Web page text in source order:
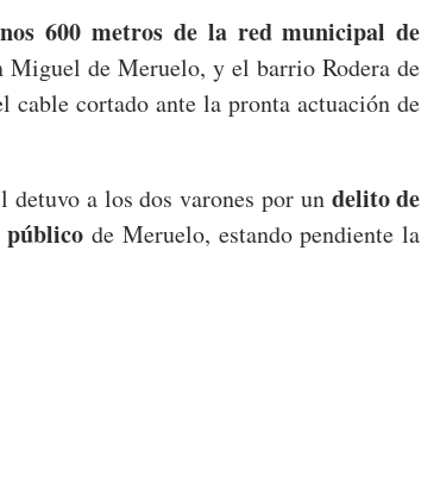
600 metros de la red municipal de
Miguel de Meruelo, y el barrio Rodera de
cable cortado ante la pronta actuación de
a los dos varones por un delito de
público de Meruelo, estando pendiente la